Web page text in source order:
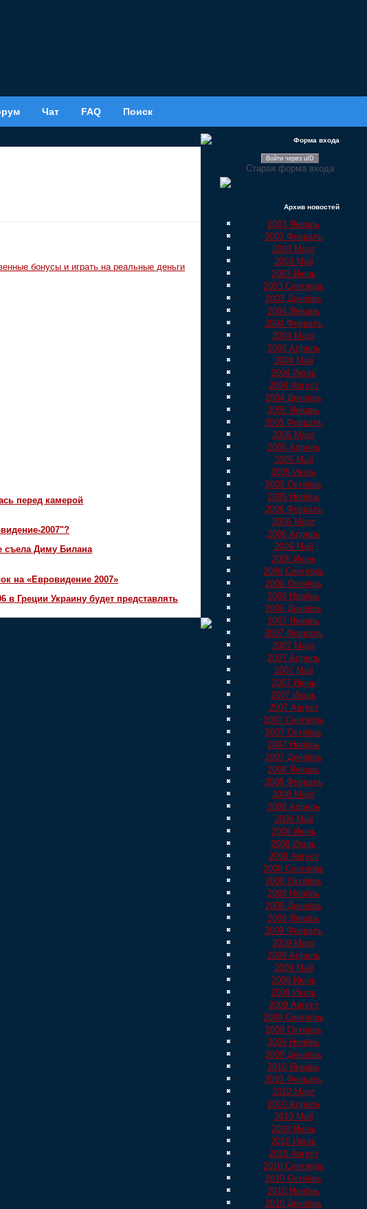
Чат FAQ Поиск
бонусы и играть на реальные деньги
перед камерой
2007"?
съела Диму Билана
на «Евровидение 2007»
в Греции Украину будет представлять
Форма входа
Войти через uID
Старая форма входа
Архив новостей
2003 Январь
2003 Февраль
2003 Март
2003 Май
2003 Июнь
2003 Сентябрь
2003 Декабрь
2004 Январь
2004 Февраль
2004 Март
2004 Апрель
2004 Май
2004 Июль
2004 Август
2004 Декабрь
2005 Январь
2005 Февраль
2005 Март
2005 Апрель
2005 Май
2005 Июль
2005 Октябрь
2005 Ноябрь
2006 Февраль
2006 Март
2006 Апрель
2006 Май
2006 Июнь
2006 Сентябрь
2006 Октябрь
2006 Ноябрь
2006 Декабрь
2007 Январь
2007 Февраль
2007 Март
2007 Апрель
2007 Май
2007 Июнь
2007 Июль
2007 Август
2007 Сентябрь
2007 Октябрь
2007 Ноябрь
2007 Декабрь
2008 Январь
2008 Февраль
2008 Март
2008 Апрель
2008 Май
2008 Июнь
2008 Июль
2008 Август
2008 Сентябрь
2008 Октябрь
2008 Ноябрь
2008 Декабрь
2009 Январь
2009 Февраль
2009 Март
2009 Апрель
2009 Май
2009 Июнь
2009 Июль
2009 Август
2009 Сентябрь
2009 Октябрь
2009 Ноябрь
2009 Декабрь
2010 Январь
2010 Февраль
2010 Март
2010 Апрель
2010 Май
2010 Июнь
2010 Июль
2010 Август
2010 Сентябрь
2010 Октябрь
2010 Ноябрь
2010 Декабрь